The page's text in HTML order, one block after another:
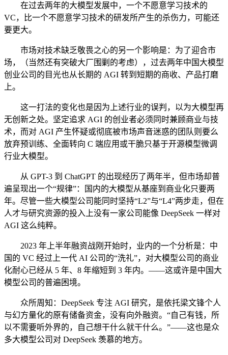
在过去两年的大模型发展中，一个不愿意学习技术的
VC，比一个不愿意学习技术的研发所产生的杀伤力，可能还
要更大。
市场对技术缺乏敬畏之心的另一个影响是：为了迎合市
场，（当然还有突破大厂围剿的考虑），过去两年中国大模型
创业公司的目光也从长期的 AGI 转到短期的商收、产品打磨
上。
这一打法的变化也是因为上述行业的误判，以为大模型再
无创新之处。坚定追求 AGI 的创业者必须同时兼顾商业与技
术，而对 AGI 产生怀疑或彻底被市场声音迷惑的团队则要么
放弃预训练、全面转向 C 端应用或干脆只基于开源模型微调
行业大模型。
从 GPT-3 到 ChatGPT 的出现经历了两年半，但市场却普
遍呈现出一个“规律”：国内的大模型从基座到商业化只要两
年。尽管一些大模型公司能同时坚持“L2”与“L4”两步走，但在
人才与研究资源的投入上没有一家公司能像 DeepSeek 一样对
AGI 这么纯粹。
2023 年上半年融资战刚开始时，业内的一个分析是：中
国的 VC 经过上一代 AI 公司的“洗礼”，对大模型公司的商业
化耐心已经从 5 年、8 年缩短到 3 年内。——这或许是中国大
模型公司的普遍困境。
众所周知：DeepSeek 专注 AGI 研究，是依托梁文锋个人
与幻方量化的原有储备资金，没有向外融资。“自己有钱，所
以不需要听外界的，自己想干什么就干什么。”——这也是众
多大模型公司对 DeepSeek 羡慕的地方。